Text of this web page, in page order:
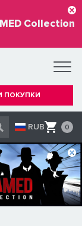
Collection
ПОКУПКИ
RUB 0